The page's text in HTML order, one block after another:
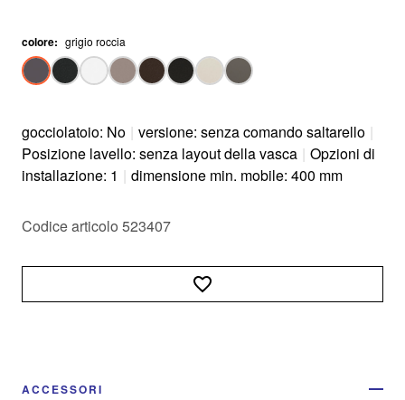
colore: grigio roccia
gocciolatoio: No | versione: senza comando saltarello |
Posizione lavello: senza layout della vasca | Opzioni di
installazione: 1 | dimensione min. mobile: 400 mm
Codice articolo 523407
ACCESSORI